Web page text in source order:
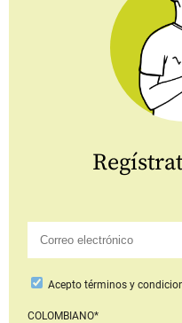
Aceptotérminos y
COLOMBIANO*